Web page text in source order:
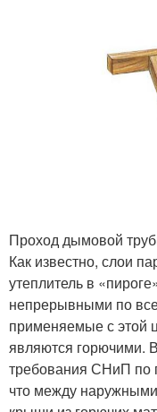
Проход дымовой
Как известно, слои
утеплитель в
непрерывными по
применяемые с этой
являются горючими.
требования СНиП по
что между